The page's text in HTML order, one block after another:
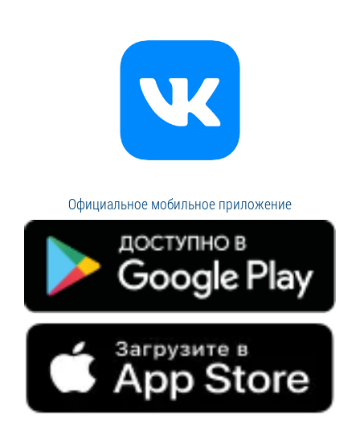
Официальное мобильное приложение